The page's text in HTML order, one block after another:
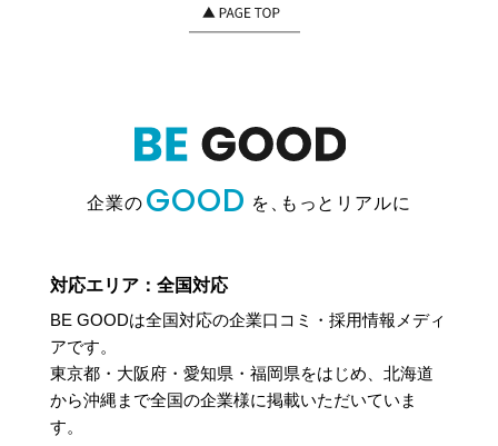
客様の個人情報の漏洩防止に必要な事項を取決め，適切な管
当社は，本人から個人情報又は第三者提供記録の開示を求め
だし，開示することにより次のいずれかに該当する場合は，
その全部または一部を開示しないこともあり，開示しない決
を申し受けます。
を害するおそれがある場合
（2）当社の業務の適正な実施に著しい支障を及ぼすおそれが
ある場合
（3）その他法令に違反することとなる場合
前項の定めにかかわらず，履歴情報および特性情報などの個
人情報以外の情報については，原則として開示いたしませ
企業の GOOD を、もっとリアルに
対応エリア：全国対応
BE GOODは全国対応の企業口コミ・採用情報メディ
アです。
東京都・大阪府・愛知県・福岡県をはじめ、北海道
から沖縄まで全国の企業様に掲載いただいていま
す。